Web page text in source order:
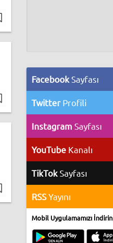
Facebook Sayfası
Twitter Profili
Instagram Sayfası
YouTube Kanalı
TikTokSayfası
RSSYayını
Mobil Uygulamamızı İndirin